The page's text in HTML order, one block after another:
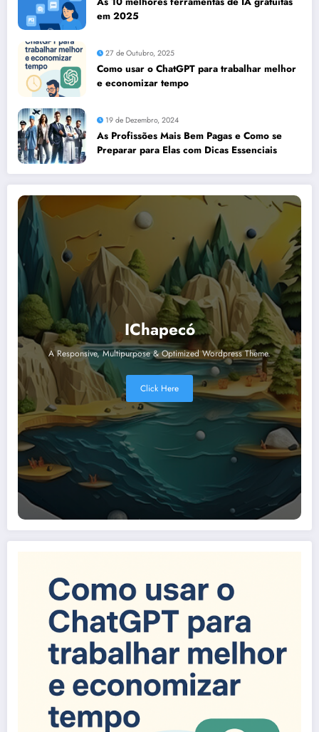
em 2025
27 de Outubro, 2025
Como usar o ChatGPT para trabalhar melhor
e economizar tempo
19 de Dezembro, 2024
As Profissões Mais Bem Pagas e Como se
Preparar para Elas com Dicas Essenciais
IChapecó
A Responsive, Multipurpose & Optimized Wordpress Theme.
Click Here